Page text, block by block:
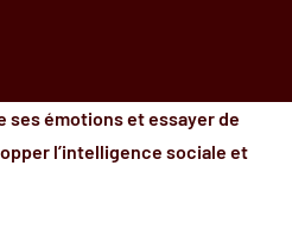
ses émotions et essayer de
l’intelligence sociale et